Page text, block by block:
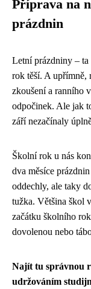
Příprava na
prázdnin
Letní prázdniny –
rok těší. A upřímně,
zkoušení a ranního
odpočinek. Ale jak
září nezačínaly
Školní rok u nás
dva měsíce
oddechly, ale taky
tužka. Většina škol
začátku školního
dovolenou nebo
Najít tu správnou
udržováním